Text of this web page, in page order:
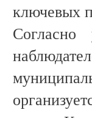
ключевых
Согласно